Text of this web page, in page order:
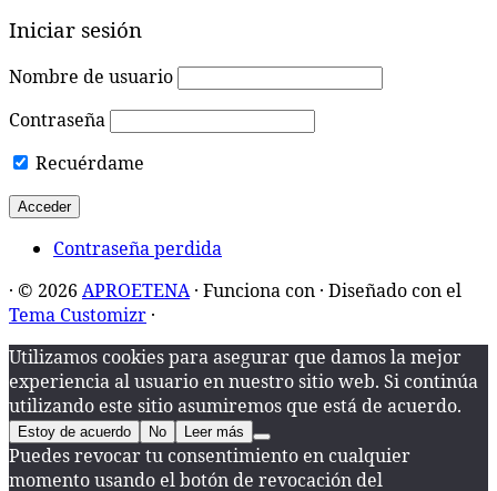
Iniciar sesión
Nombre de usuario
Contraseña
Recuérdame
Contraseña perdida
· © 2026 APROETENA· Funciona con · Diseñado con el
Tema Customizr ·
Utilizamos cookies para asegurar que damos la mejor
experiencia al usuario en nuestro sitio web. Si continúa
utilizando este sitio asumiremos que está de acuerdo.
Estoy de acuerdo No Leer más
Puedes revocar tu consentimiento en cualquier
momento usando el botón de revocación del